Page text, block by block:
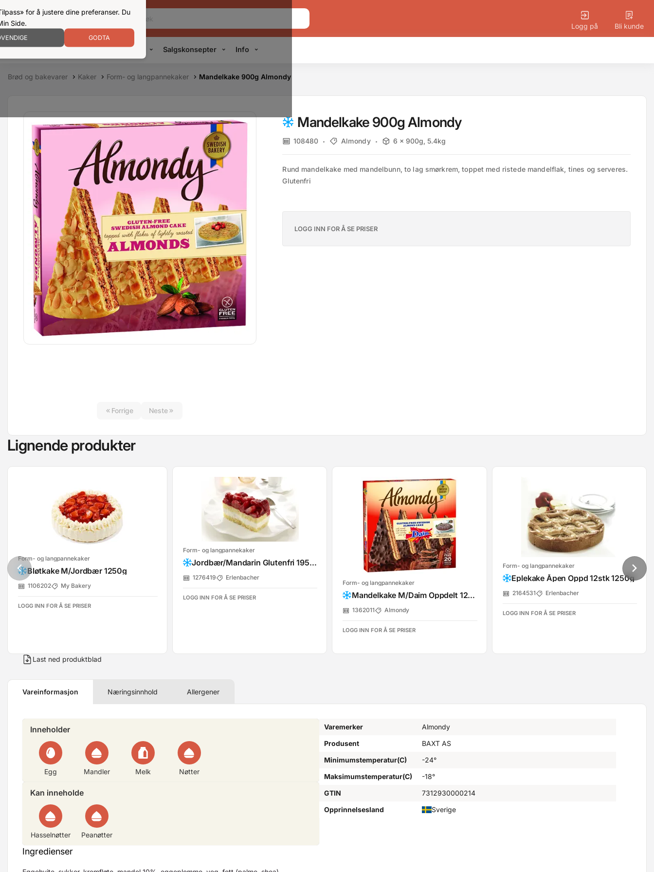
for å justere dine preferanser. Du
Side.
GODTA
Logg på Bli kunde
Kampanjer Produkter Konsepter Salgskonsepter Info
Brød og bakevarer Kaker Form- og langpannekaker Mandelkake 900g Almondy
Forrige Neste
Mandelkake 900g Almondy
108480 Almondy 6 x 900g, 5.4kg
Rund mandelkake med mandelbunn, to lag smørkrem, toppet med ristede mandelflak, tines og serveres.
LOGG INN FOR Å SE PRISER
Lignende produkter
Form- og langpannekaker
Bløtkake M/Jordbær 1250g
1106202 My Bakery
LOGG INN FOR Å SE PRISER
Form- og langpannekaker
Jordbær/Mandarin Glutenfri 1950g
1276419 Erlenbacher
LOGG INN FOR Å SE PRISER
Form- og langpannekaker
Mandelkake M/Daim Oppdelt 12stk Almondy
1362011 Almondy
LOGG INN FOR Å SE PRISER
Form- og langpannekaker
Eplekake Åpen Oppd 12stk 1250g
2164531 Erlenbacher
LOGG INN FOR Å SE PRISER
Last ned produktblad
Vareinformasjon Næringsinnhold Allergener
Inneholder
Egg Mandler Melk Nøtter
Kan inneholde
Hasselnøtter Peanøtter
Ingredienser
Varemerker
Almondy
Produsent
BAXT AS
Minimumstemperatur(C)
-24°
Maksimumstemperatur(C)
-18°
GTIN
7312930000214
Opprinnelsesland
Sverige